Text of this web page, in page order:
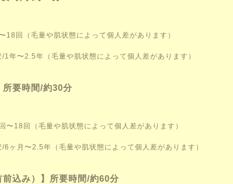
18回（毛量や肌状態によって個人差があります）
年〜2.5年（毛量や肌状態によって個人差があります）
要時間/約30分
〜18回（毛量や肌状態によって個人差があります）
ヶ月〜2.5年（毛量や肌状態によって個人差があります）
込み）】所要時間/約60分